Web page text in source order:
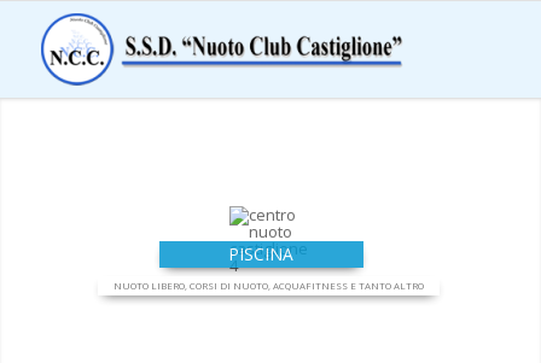
PISCINA
NUOTO LIBERO, CORSI DI NUOTO, ACQUAFITNESS E TANTO ALTRO